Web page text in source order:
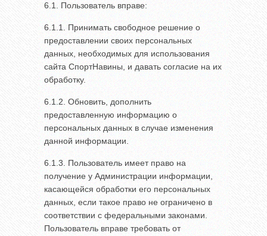
6.1. Пользователь вправе:
6.1.1. Принимать свободное решение о
предоставлении своих персональных
данных, необходимых для использования
сайта СпортНавины, и давать согласие на их
обработку.
6.1.2. Обновить, дополнить
предоставленную информацию о
персональных данных в случае изменения
данной информации.
6.1.3. Пользователь имеет право на
получение у Администрации информации,
касающейся обработки его персональных
данных, если такое право не ограничено в
соответствии с федеральными законами.
Пользователь вправе требовать от